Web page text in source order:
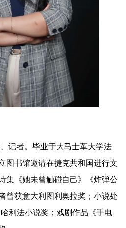
记者。毕业于大马士革大学法
图书馆邀请在捷克共和国进行文
集《她未曾触碰自己》《炸弹公
曾获意大利图利奥拉奖；小说处
利法小说奖；戏剧作品《手电